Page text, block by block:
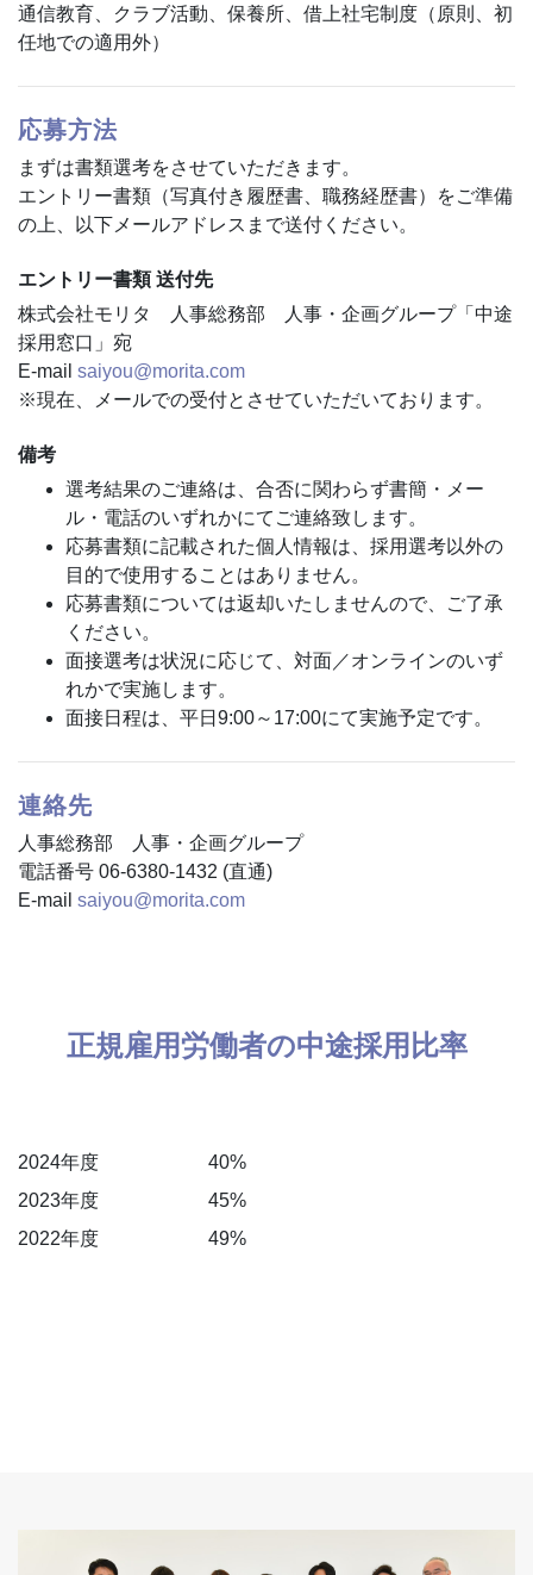
通信教育、クラブ活動、保養所、借上社宅制度（原則、初
任地での適用外）
応募方法
まずは書類選考をさせていただきます。
エントリー書類（写真付き履歴書、職務経歴書）をご準備
の上、以下メールアドレスまで送付ください。
エントリー書類 送付先
株式会社モリタ 人事総務部 人事・企画グループ「中途
採用窓口」宛
E-mail saiyou@morita.com
※現在、メールでの受付とさせていただいております。
備考
選考結果のご連絡は、合否に関わらず書簡・メー
ル・電話のいずれかにてご連絡致します。
応募書類に記載された個人情報は、採用選考以外の
目的で使用することはありません。
応募書類については返却いたしませんので、ご了承
ください。
面接選考は状況に応じて、対面／オンラインのいず
れかで実施します。
面接日程は、平日9:00～17:00にて実施予定です。
連絡先
人事総務部 人事・企画グループ
電話番号 06-6380-1432 (直通)
E-mail saiyou@morita.com
正規雇用労働者の中途採用比率
2024年度
40%
2023年度
45%
2022年度
49%